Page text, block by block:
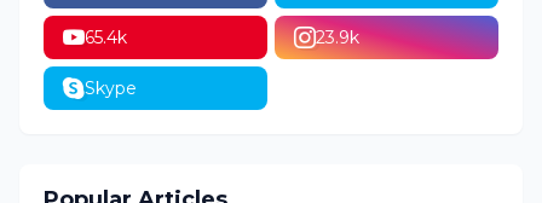
65.4k 23.9k
Skype